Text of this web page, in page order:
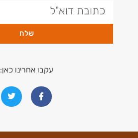
שלח
עקבו אחרינו כאן: